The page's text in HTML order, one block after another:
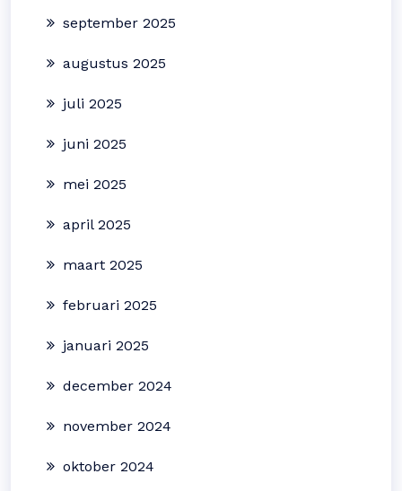
september 2025
augustus 2025
juli 2025
juni 2025
mei 2025
april 2025
maart 2025
februari 2025
januari 2025
december 2024
november 2024
oktober 2024